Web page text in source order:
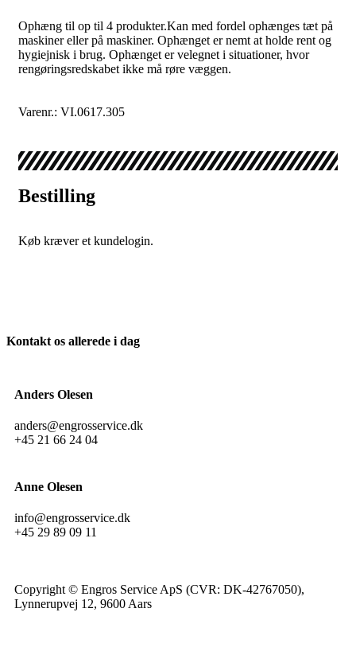
Ophæng til op til 4 produkter.Kan med fordel ophænges tæt på
maskiner eller på maskiner. Ophænget er nemt at holde rent og
hygiejnisk i brug. Ophænget er velegnet i situationer, hvor
rengøringsredskabet ikke må røre væggen.
Varenr.: VI.0617.305
Bestilling
Køb kræver et kundelogin.
Kontakt os allerede i dag
Anders Olesen
anders@engrosservice.dk
+45 21 66 24 04
Anne Olesen
info@engrosservice.dk
+45 29 89 09 11
Copyright © Engros Service ApS (CVR: DK-42767050),
Lynnerupvej 12, 9600 Aars